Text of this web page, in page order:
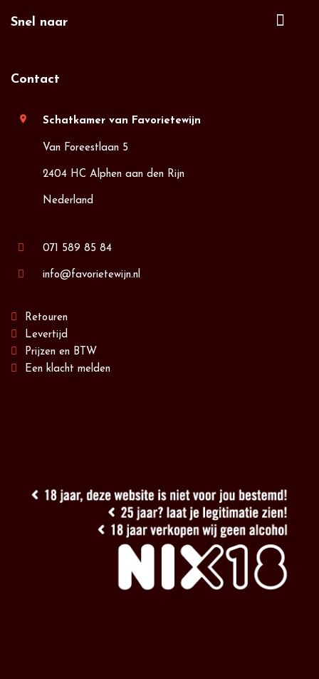
Snel naar
Contact
location_on Schatkamer van Favorietewijn
Van Foreestlaan 5
2404 HC Alphen aan den Rijn
Nederland
071 589 85 84
info@favorietewijn.nl
Retouren
Levertijd
Prijzen en BTW
Een klacht melden